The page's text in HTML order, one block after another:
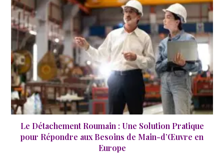
Le Détachement Roumain : Une Solution Pratique
pour Répondre aux Besoins de Main-d’Œuvre en
Europe